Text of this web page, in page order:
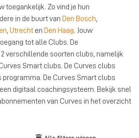
toegankelijk. Zo vind je hun
in de buurt van Den Bosch
Utrechten Den Haag . Jouw
tot alle Clubs. De
verschillende soorten clubs, namelijk
Smart clubs. De Curves clubs
programma. De Curves Smart clubs
digitaal coachingsysteem. Bekijk snel
van Curves in het overzicht